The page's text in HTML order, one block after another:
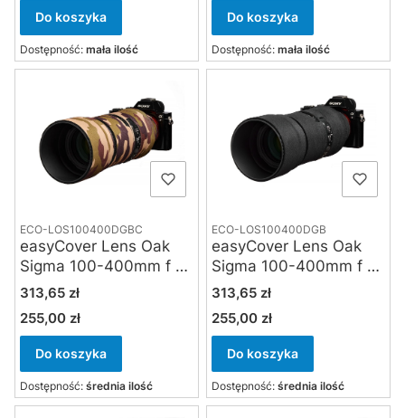
Do koszyka
Dostępność: mała ilość
Do koszyka
Dostępność: mała ilość
ECO-LOS100400DGBC
easyCover Lens Oak
Sigma 100-400mm f 5-
6.3 Contemporary DG
DN OS do Sony FE,
Panasonic L-mount,
brown camoflage
Cena
313,65 zł
Cena
255,00 zł
Do koszyka
Dostępność: średnia ilość
ECO-LOS100400DGB
easyCover Lens Oak
Sigma 100-400mm f 5-
6.3 Contemporary DG
DN OS do Sony FE,
Panasonic L-mount,
czarny
Cena
313,65 zł
Cena
255,00 zł
Do koszyka
Dostępność: średnia ilość